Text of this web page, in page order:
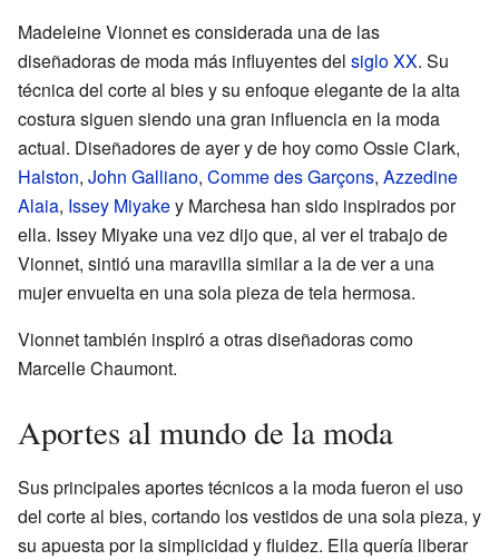
Madeleine Vionnet es considerada una de las
diseñadoras de moda más influyentes del siglo XX. Su
técnica del corte al bies y su enfoque elegante de la alta
costura siguen siendo una gran influencia en la moda
actual. Diseñadores de ayer y de hoy como Ossie Clark,
Halston, John Galliano, Comme des Garçons, Azzedine
Alaia, Issey Miyakey Marchesa han sido inspirados por
ella. Issey Miyake una vez dijo que, al ver el trabajo de
Vionnet, sintió una maravilla similar a la de ver a una
mujer envuelta en una sola pieza de tela hermosa.
Vionnet también inspiró a otras diseñadoras como
Marcelle Chaumont.
Aportes al mundo de la moda
Sus principales aportes técnicos a la moda fueron el uso
del corte al bies, cortando los vestidos de una sola pieza, y
su apuesta por la simplicidad y fluidez. Ella quería liberar